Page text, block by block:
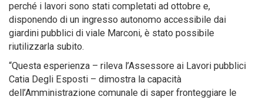
perché i lavori sono stati completati ad ottobre e,
disponendo di un ingresso autonomo accessibile dai
giardini pubblici di viale Marconi, è stato possibile
riutilizzarla subito.
“Questa esperienza – rileva l’Assessore ai Lavori pubblici
Catia Degli Esposti – dimostra la capacità
dell’Amministrazione comunale di saper fronteggiare le